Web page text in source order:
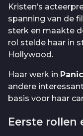
Kristen’s
spanning van de
sterk en maakte
rol stelde haar in
Hollywood.
Haar werk in
andere
basis voor haar
Eerste rollen